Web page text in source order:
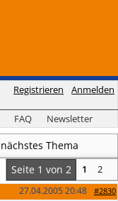
Registrieren Anmelden
FAQ Newsletter
nächstes Thema
Seite 1 von 2 1
2
#2830
27.04.200520:48